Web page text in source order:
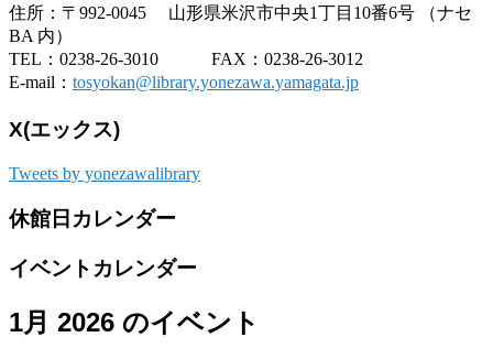
住所：〒992-0045 山形県米沢市中央1丁目10番6号 （ナセ
BA 内）
TEL：0238-26-3010 FAX：0238-26-3012
E-mail： tosyokan@library.yonezawa.yamagata.jp
X(エックス)
Tweets by yonezawalibrary
休館日カレンダー
イベントカレンダー
1月 2026 のイベント